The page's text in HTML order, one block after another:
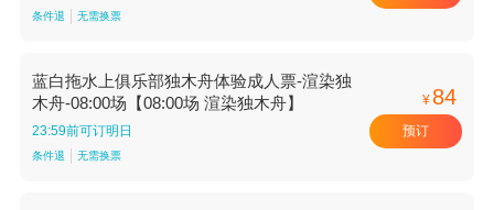
条件退 无需换票
蓝白拖水上俱乐部独木舟体验成人票-渲染独
木舟-08:00场【08:00场 渲染独木舟】
23:59前可订明日
条件退 无需换票
¥ 84
预订